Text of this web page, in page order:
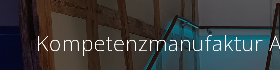
Kompetenzmanufaktur